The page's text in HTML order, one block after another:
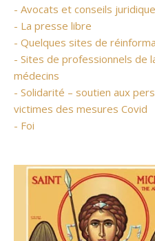
- Avocats et conseils
- La presse libre
- Quelques sites de
- Sites de professionnels de
médecins
- Solidarité – soutien aux
victimes des mesures Covid
- Foi